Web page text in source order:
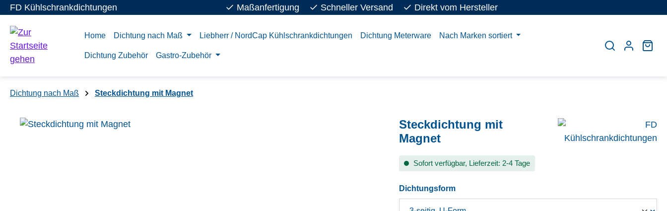
Hauptinhalt springen
Zur Suche springen
Zur Hauptnavigation springen
FD Kühlschrankdichtungen Maßanfertigung Schneller Versand Direkt vom Hersteller
Home Dichtung nach Maß Liebherr / NordCap Kühlschrankdichtungen Dichtung Meterware Nach Marken sortiert
Dichtung Zubehör Gastro-Zubehör
Dichtung nach Maß Steckdichtung mit Magnet
Bildergalerie überspringen
Steckdichtung mit
Magnet
Sofort verfügbar, Lieferzeit: 2-4 Tage
Dichtungsformauswählen